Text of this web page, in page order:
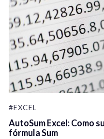
#EXCEL
AutoSum Excel: Como
fórmula Sum